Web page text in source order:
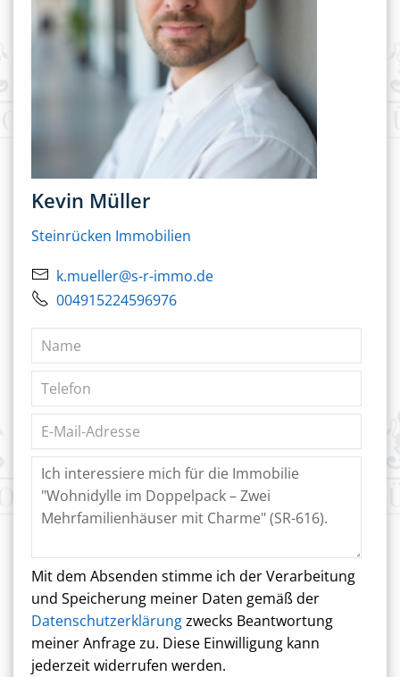
Kevin Müller
Steinrücken Immobilien
k.mueller@s-r-immo.de
004915224596976
Mit dem Absenden stimme ich der Verarbeitung
und Speicherung meiner Daten gemäß der
Datenschutzerklärungzwecks Beantwortung
meiner Anfrage zu. Diese Einwilligung kann
jederzeit widerrufen werden.